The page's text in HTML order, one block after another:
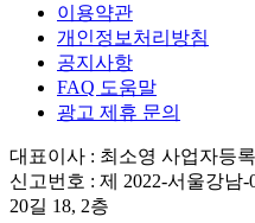
이용약관
개인정보처리방침
공지사항
FAQ 도움말
광고 제휴 문의
대표이사 : 최소영 사업자등
신고번호 : 제 2022-서울강남-
20길 18, 2층